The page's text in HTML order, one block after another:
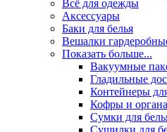
Всё для одежды
Аксессуары
Баки для белья
Вешалки
Показать больше...
Вакуумные
Гладильные
Контейнеры
Кофры и
Сумки для
Сушилки для